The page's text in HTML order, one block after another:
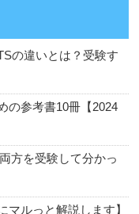
の違いとは？受験す
の参考書10冊【2024
方を受験して分かっ
マルっと解説します】